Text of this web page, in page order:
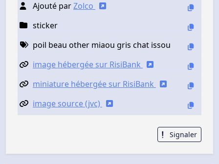
Ajouté parZolco
sticker
poil beau other miaou gris chat issou
image hébergée sur RisiBank
miniature hébergée sur RisiBank
image source (jvc)
Signaler